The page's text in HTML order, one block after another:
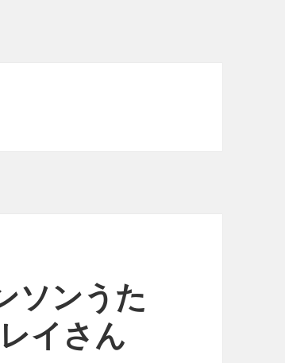
ソンうた
イさん